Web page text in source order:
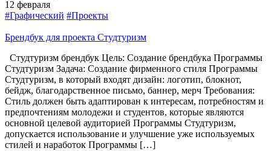
12 февраля
#Графический #Проекты
Брендбук для проекта Студтуризм
Студтуризм брендбук Цель: Создание брендбука Программы
Студтуризм Задача: Создание фирменного стиля Программы
Студтуризм, в который входят дизайн: логотип, блокнот,
бейдж, благодарственное письмо, баннер, мерч Требования:
Стиль должен быть адаптирован к интересам, потребностям и
предпочтениям молодежи и студентов, которые являются
основной целевой аудиторией Программы Студтуризм,
допускается использование и улучшение уже используемых
стилей и наработок Программы […]